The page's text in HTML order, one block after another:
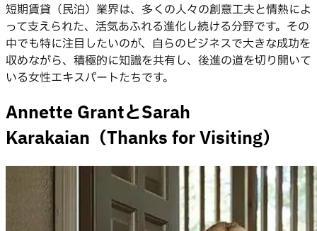
短期賃貸（民泊）業界は、多くの人々の創意工夫と情熱によ
って支えられた、活気あふれる進化し続ける分野です。その
中でも特に注目したいのが、自らのビジネスで大きな成功を
収めながら、積極的に知識を共有し、後進の道を切り開いて
いる女性エキスパートたちです。
Annette GrantとSarah
Karakaian（Thanks for Visiting）